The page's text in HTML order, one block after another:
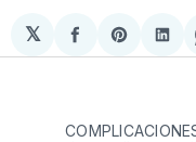
𝕏
Compartir
en
Share
on
en